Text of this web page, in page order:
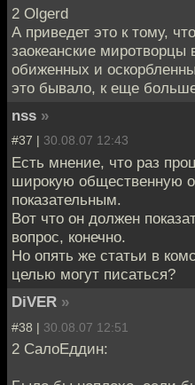
2 Olgerd
А приведет это к тому,
заокеанские миротворцы
обиженных и
это бывало, к еще
nss »
#37 | 30.08.07 12:43
Есть мнение, что раз
широкую общественную
показательным.
Вот что он должен
вопрос, конечно.
Но опять же статьи в
целью могут писаться?
DiVER »
#38 | 30.08.07 12:51
2 СалоЕддин: